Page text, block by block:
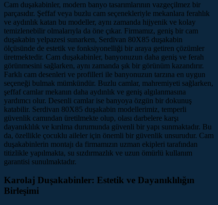
Cam duşakabinler, modern banyo tasarımlarının vazgeçilmez bir
parçasıdır. Şeffaf veya buzlu cam seçenekleriyle mekanlara ferahlık
ve aydınlık katan bu modeller, aynı zamanda hijyenik ve kolay
temizlenebilir olmalarıyla da öne çıkar. Firmamız, geniş bir cam
duşakabin yelpazesi sunarken, Serdivan 80X85 duşakabin
ölçüsünde de estetik ve fonksiyonelliği bir araya getiren çözümler
üretmektedir. Cam duşakabinler, banyonuzun daha geniş ve ferah
görünmesini sağlarken, aynı zamanda şık bir görünüm kazandırır.
Farklı cam desenleri ve profilleri ile banyonuzun tarzına en uygun
seçeneği bulmak mümkündür. Buzlu camlar, mahremiyeti sağlarken,
şeffaf camlar mekanın daha aydınlık ve geniş algılanmasına
yardımcı olur. Desenli camlar ise banyoya özgün bir dokunuş
katabilir. Serdivan 80X85 duşakabin modellerimiz, temperli
güvenlik camından üretilmekte olup, olası darbelere karşı
dayanıklılık ve kırılma durumunda güvenli bir yapı sunmaktadır. Bu
da, özellikle çocuklu aileler için önemli bir güvenlik unsurudur. Cam
duşakabinlerin montajı da firmamızın uzman ekipleri tarafından
titizlikle yapılmakta, su sızdırmazlık ve uzun ömürlü kullanım
garantisi sunulmaktadır.
Karolaj Duşakabinler: Estetik ve Dayanıklılığın
Birleşimi